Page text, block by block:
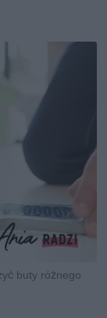
buty różnego